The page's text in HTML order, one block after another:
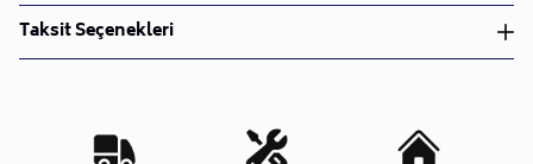
Teslimat ve Kurulum
• Siparişlerinizi aldıktan sonra en kısa sürede işleme
Kargo süreçlerimizi güçlü lojistik ağımızla
Taksit Seçenekleri